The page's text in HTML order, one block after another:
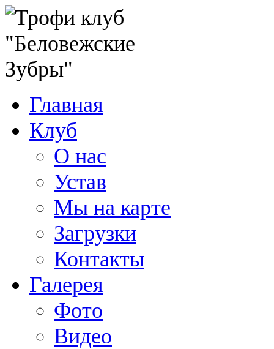
Главная
Клуб
О нас
Устав
Мы на карте
Загрузки
Контакты
Галерея
Фото
Видео